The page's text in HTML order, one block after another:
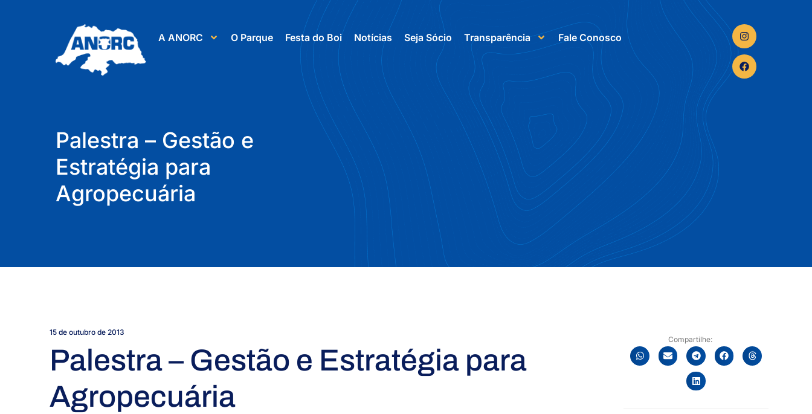
A ANORC O Parque Festa do Boi Notícias Seja Sócio Transparência Fale Conosco
Palestra – Gestão e
Estratégia para
Agropecuária
15 de outubro de 2013
Palestra – Gestão e Estratégia para
Agropecuária
Compartilhe: